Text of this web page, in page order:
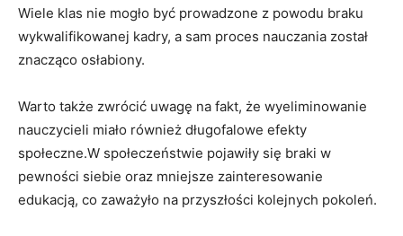
Wiele klas nie mogło być prowadzone z powodu braku
wykwalifikowanej kadry, a sam proces nauczania został
znacząco osłabiony.
Warto także zwrócić uwagę na fakt, że wyeliminowanie
nauczycieli miało​ również długofalowe efekty
społeczne.W społeczeństwie pojawiły się braki w
pewności siebie oraz mniejsze zainteresowanie
edukacją,⁣ co zaważyło na ⁣przyszłości kolejnych pokoleń.